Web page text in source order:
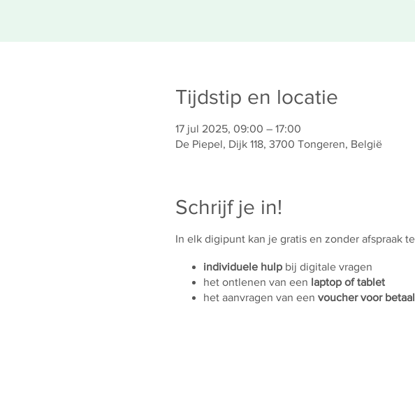
Tijdstip en locatie
17 jul 2025, 09:00 – 17:00
De Piepel, Dijk 118, 3700 Tongeren, België
Schrijf je in!
In elk digipunt kan je gratis en zonder afspraak
individuele hulpbij digitale vragen
het ontlenen van een laptop of tablet
het aanvragen van een voucher voor